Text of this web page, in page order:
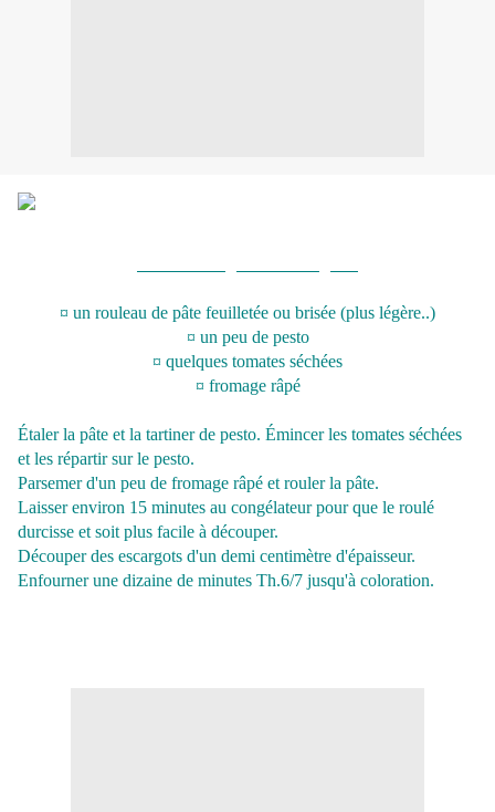
¤ un rouleau de pâte feuilletée ou brisée (plus légère..)
¤ un peu de pesto
¤ quelques tomates séchées
¤ fromage râpé
Étaler la pâte et la tartiner de pesto. Émincer les tomates séchées
et les répartir sur le pesto.
Parsemer d'un peu de fromage râpé et rouler la pâte.
Laisser environ 15 minutes au congélateur pour que le roulé
durcisse et soit plus facile à découper.
Découper des escargots d'un demi centimètre d'épaisseur.
Enfourner une dizaine de minutes Th.6/7 jusqu'à coloration.